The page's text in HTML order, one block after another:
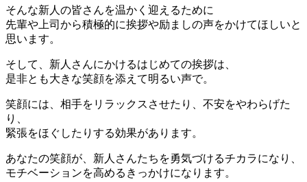
そんな新人の皆さんを温かく迎えるために
先輩や上司から積極的に挨拶や励ましの声をかけてほしいと
思います。
そして、新人さんにかけるはじめての挨拶は、
是非とも大きな笑顔を添えて明るい声で。
笑顔には、相手をリラックスさせたり、不安をやわらげた
り、
緊張をほぐしたりする効果があります。
あなたの笑顔が、新人さんたちを勇気づけるチカラになり、
モチベーションを高めるきっかけになります。